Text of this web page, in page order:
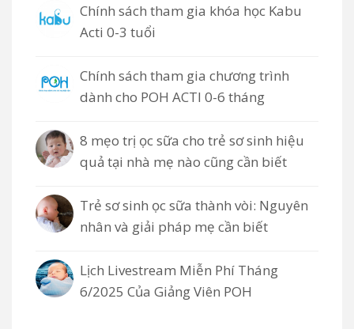
Chính sách tham gia khóa học Kabu
Acti 0-3 tuổi
Chính sách tham gia chương trình
dành cho POH ACTI 0-6 tháng
8 mẹo trị ọc sữa cho trẻ sơ sinh hiệu
quả tại nhà mẹ nào cũng cần biết
Trẻ sơ sinh ọc sữa thành vòi: Nguyên
nhân và giải pháp mẹ cần biết
Lịch Livestream Miễn Phí Tháng
6/2025 Của Giảng Viên POH